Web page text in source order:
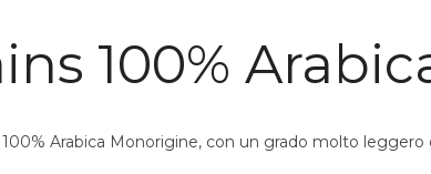
100%
Arabica Monorigine, con un grado molto